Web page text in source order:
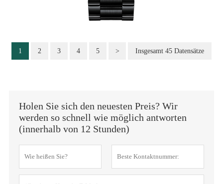
1 2 3 4 5 > Insgesamt 45 Datensätze
Holen Sie sich den neuesten Preis? Wir
werden so schnell wie möglich antworten
(innerhalb von 12 Stunden)